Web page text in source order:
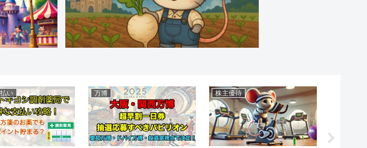
い 万博 株主優待